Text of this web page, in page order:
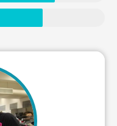
luctus nec
dapibus leo.